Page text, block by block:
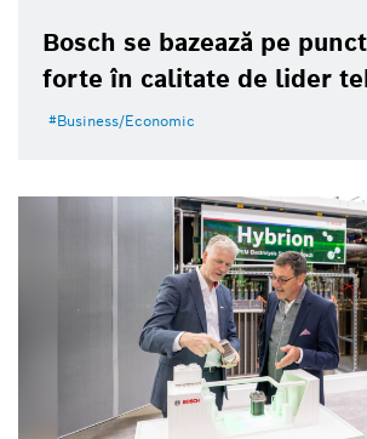
Bosch se bazează pe
forte în calitate de lider
Business/Economic